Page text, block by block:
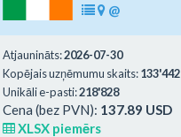
@
Atjaunināts:2026-07-30
Kopējais uzņēmumu skaits:133'442
Unikāli e-pasti:218'828
Cena (bez PVN): 137.89 USD
XLSX piemērs